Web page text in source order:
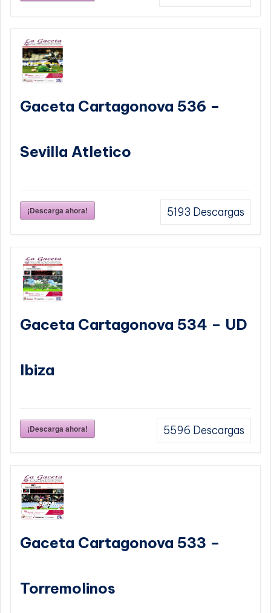
Gaceta Cartagonova 536 –
Sevilla Atletico
¡Descarga ahora! 5193 Descargas
Gaceta Cartagonova 534 – UD
Ibiza
¡Descarga ahora! 5596 Descargas
Gaceta Cartagonova 533 –
Torremolinos